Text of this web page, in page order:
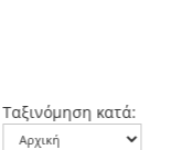
Ταξινόμηση κατά: